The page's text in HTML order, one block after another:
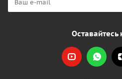
Оставайтесь